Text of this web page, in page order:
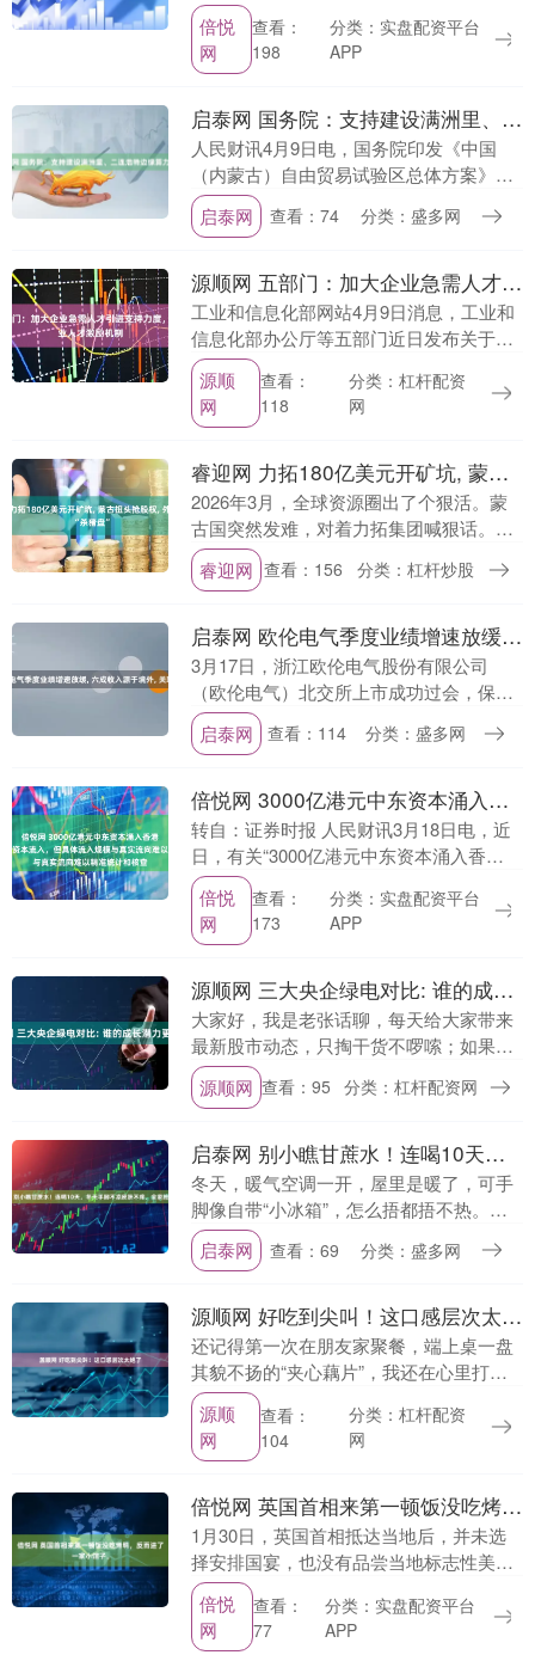
其中指出，提升能源和战略资源产业发展
能级。结合能源资源禀赋和电力系统发展
特点，加快构建新....
倍悦
网
查看：
198
分类：实盘配资平台
APP
启泰网 国务院：支持建设满洲里、二连浩特边缘算力中心
人民财讯4月9日电，国务院印发《中国
（内蒙古）自由贸易试验区总体方案》。
其中提出，建设绿色算力保障枢纽。推进
全国一体化算力网络内蒙古枢纽节点建
启泰网 查看：74 分类：盛多网
源顺网 五部门：加大企业急需人才引进支持力度，健全中小企业人才激励机制
工业和信息化部网站4月9日消息，工业和
信息化部办公厅等五部门近日发布关于开
展中小企业人才服务专项行动的通知。其
中提到，坚持人才是第一资源，聚焦中小
企业在人才引进....
源顺
网
查看：
118
分类：杠杆配资
网
睿迎网 力拓180亿美元开矿坑, 蒙古扭头抢股权, 外企高呼: “杀猪盘”
2026年3月，全球资源圈出了个狠活。蒙
古国突然发难，对着力拓集团喊狠话。手
里的奥尤陶勒盖铜矿股份，要从34%涨到
61%。最离谱的是，一分钱不追加，还得
睿迎网 查看：156 分类：杠杆炒股
启泰网 欧伦电气季度业绩增速放缓, 六成收入源于境外, 关联交易存疑点
3月17日，浙江欧伦电气股份有限公司
（欧伦电气）北交所上市成功过会，保荐
机构是国联民生证券。 欧伦电气是一家围
绕环境调节设备开展研发、设计、制造、
启泰网 查看：114 分类：盛多网
倍悦网 3000亿港元中东资本涌入香港？调查：有中东资本流入，但具体流入规模与真实流向难以精准统计和核查
转自：证券时报 人民财讯3月18日电，近
日，有关“3000亿港元中东资本涌入香
港”的说法在市场刷屏。 证券时报记者日
前走访了香港多家银行、券商、金融机构
及中东市....
倍悦
网
查看：
173
分类：实盘配资平台
APP
源顺网 三大央企绿电对比: 谁的成长潜力更占优?
大家好，我是老张话聊，每天给大家带来
最新股市动态，只掏干货不啰嗦；如果你
觉得这些内容对你炒股有帮助，就点个关
注，感谢支持。 2026年全国两会圆满收
源顺网 查看：95 分类：杠杆配资网
启泰网 别小瞧甘蔗水！连喝10天，冬天手脚不凉皮肤不痒，全家抢着想喝
冬天，暖气空调一开，屋里是暖了，可手
脚像自带“小冰箱”，怎么捂都捂不热。晚
上脱衣服，腿上还起一层白屑，一挠就是
几道白印子，痒得心烦。 这不光是“干”，
启泰网 查看：69 分类：盛多网
源顺网 好吃到尖叫！这口感层次太绝了
还记得第一次在朋友家聚餐，端上桌一盘
其貌不扬的“夹心藕片”，我还在心里打了
个问号。直到咬下第一口——外皮是微焦
的蛋香，莲藕是惊人的清脆爽口，而中间
那团粉嫩，居然....
源顺
网
查看：
104
分类：杠杆配资
网
倍悦网 英国首相来第一顿饭没吃烤鸭，反而进了一家小馆子。
1月30日，英国首相抵达当地后，并未选
择安排国宴，也没有品尝当地标志性美
食，而是走进了街边一家特色小餐馆，店
内人来人往十分热闹，他坐在餐桌前剥着
菌菇、夹起特色炒....
倍悦
网
查看：
77
分类：实盘配资平台
APP